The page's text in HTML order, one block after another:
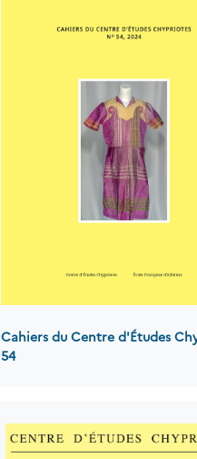
Cahiers du Centre d'Études
54